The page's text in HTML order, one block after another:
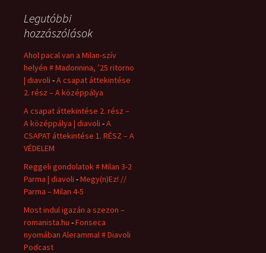
Legutóbbi
hozzászólások
Ahol pacal van a Milan-szív
helyén # Madonnina, ’25 ritorno
| diavoli -A csapat áttekintése
2. rész – A középpálya
A csapat áttekintése 2. rész –
A középpálya | diavoli -A
CSAPAT áttekintése 1. RÉSZ – A
VÉDELEM
Reggeli gondolatok # Milan 3-2
Parma | diavoli -Megy(n)Ez! //
Parma – Milan 4-5
Most indul igazán a szezon –
romanista.hu -Fonseca
nyomában Alerammal # Diavoli
Podcast